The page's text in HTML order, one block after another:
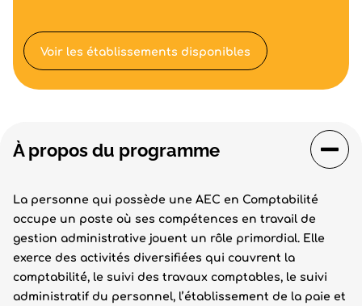
À propos du programme
La personne qui possède une AEC en Comptabilité
occupe un poste où ses compétences en travail de
gestion administrative jouent un rôle primordial. Elle
exerce des activités diversifiées qui couvrent la
comptabilité, le suivi des travaux comptables, le suivi
administratif du personnel, l’établissement de la paie et
Voir les établissements disponibles